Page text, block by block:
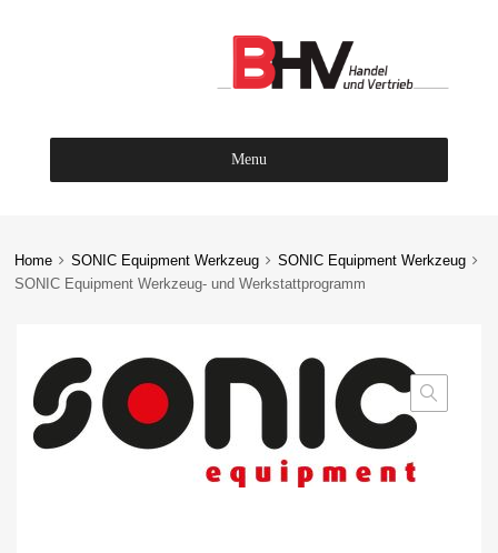
Menu
Home SONIC Equipment Werkzeug
SONIC Equipment Werkzeug
SONIC Equipment Werkzeug- und Werkstattprogramm